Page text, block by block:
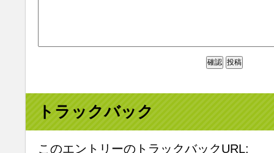
トラックバック
このエントリーのトラックバックURL: